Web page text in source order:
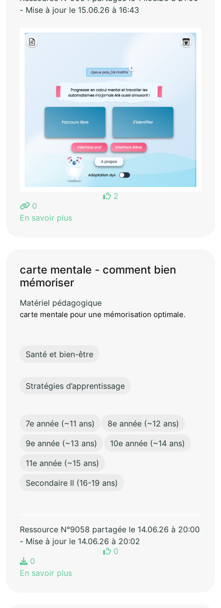
- Mise à jour le 15.06.26 à 16:43
2
0
En savoir plus
carte mentale - comment bien
mémoriser
Matériel pédagogique
carte mentale pour une mémorisation optimale.
Santé et bien-être
Stratégies d’apprentissage
7e année (~11 ans)
8e année (~12 ans)
9e année (~13 ans)
10e année (~14 ans)
11e année (~15 ans)
Secondaire II (16-19 ans)
Ressource N°9058 partagée le 14.06.26 à 20:00
- Mise à jour le 14.06.26 à 20:02
0
0
En savoir plus